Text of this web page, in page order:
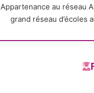
Appartenance au réseau
grand réseau d’écoles